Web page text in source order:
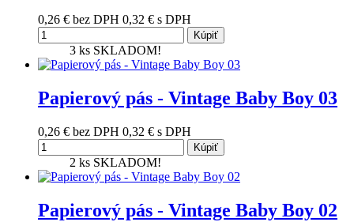
0,26 € bez DPH 0,32 € s DPH
Kúpiť
3 ks SKLADOM!
Papierový pás - Vintage Baby Boy 03
0,26 € bez DPH 0,32 € s DPH
Kúpiť
2 ks SKLADOM!
Papierový pás - Vintage Baby Boy 02